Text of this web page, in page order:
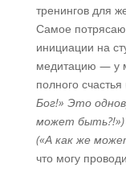
тренингов для
Самое
инициации на
медитацию — у
полного
Бог!» Это
может быть?!»)
(«А как же
что могу